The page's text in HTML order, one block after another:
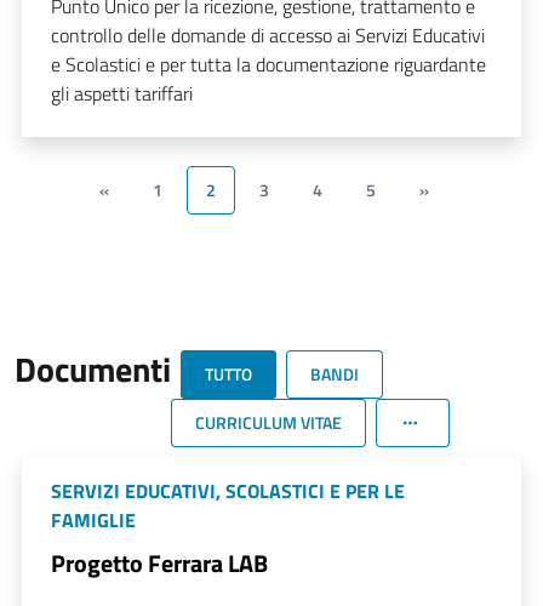
Punto Unico per la ricezione, gestione, trattamento e
controllo delle domande di accesso ai Servizi Educativi
e Scolastici e per tutta la documentazione riguardante
gli aspetti tariffari
« 1 2 3 4 5 »
Documenti TUTTO
BANDI
CURRICULUM VITAE
SERVIZI EDUCATIVI, SCOLASTICI E PER LE
FAMIGLIE
Progetto Ferrara LAB